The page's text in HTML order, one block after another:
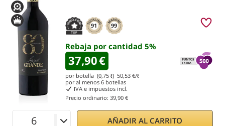
91 99
Rebaja por cantidad 5%
37,90€
por botella (0,75 ℓ) 50,53 €/ℓ
por al menos 6 botellas
IVA e impuestos incl.
Precio ordinario: 39,90 €
AÑADIR AL CARRITO